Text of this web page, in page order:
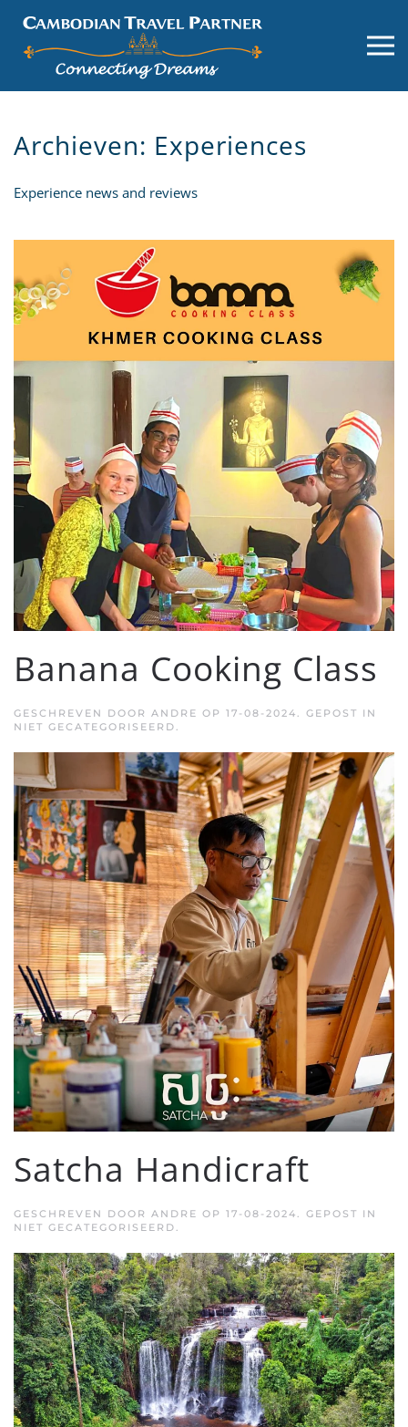
Archieven: Experiences
Experience news and reviews
Banana Cooking Class
GESCHREVEN DOOR ANDRE OP 17-08-2024
. GEPOST IN
NIET GECATEGORISEERD.
Satcha Handicraft
GESCHREVEN DOOR ANDRE OP 17-08-2024. GEPOST IN
NIET GECATEGORISEERD.